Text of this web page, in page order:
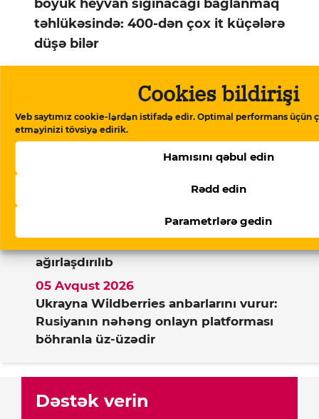
Cookies bildirişi
Veb saytımız cookie-lərdən istifadə edir. Optimal performans üçün
etməyinizi tövsiyə edirik.
Hamısını qəbul edin
Rədd edin
Parametrlərə gedin
böyük heyvan sığınacağı bağlanmaq
təhlükəsində: 400-dən çox it küçələrə
düşə bilər
Xəbərlər
15 sutkalıq həbsdən çıxmış dini inanclı
ağırlaşdırılıb
Ukrayna Wildberries anbarlarını vurur:
Rusiyanın nəhəng onlayn platforması
böhranla üz-üzədir
05 Avqust 2026
Dəstək verin